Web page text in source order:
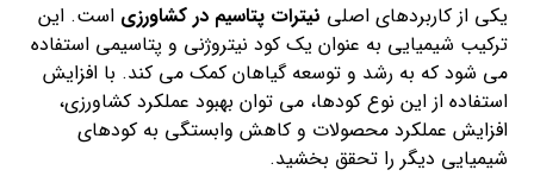
یکی از کاربردهای اصلی نیترات پتاسیم در کشاورزی است. این
ترکیب شیمیایی به عنوان یک کود نیتروژنی و پتاسیمی استفاده
می شود که به رشد و توسعه گیاهان کمک می کند. با افزایش
استفاده از این نوع کودها، می توان بهبود عملکرد کشاورزی،
افزایش عملکرد محصولات و کاهش وابستگی به کودهای
شیمیایی دیگر را تحقق بخشید.